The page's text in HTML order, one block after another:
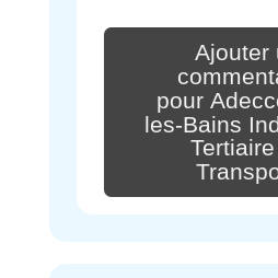
Ajouter
pour
les-Bains